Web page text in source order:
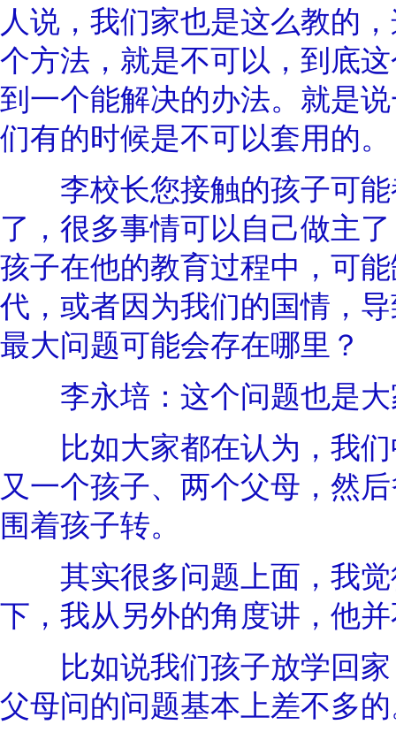
人说，我们家也是这么教的
个方法，就是不可以，到底
到一个能解决的办法。就是
们有的时候是不可以套用的。
李校长您接触的孩子可能
了，很多事情可以自己做主
孩子在他的教育过程中，可
代，或者因为我们的国情，
最大问题可能会存在哪里？
李永培：这个问题也是大
比如大家都在认为，我们
又一个孩子、两个父母，然
围着孩子转。
其实很多问题上面，我觉
下，我从另外的角度讲，他
比如说我们孩子放学回家
父母问的问题基本上差不多